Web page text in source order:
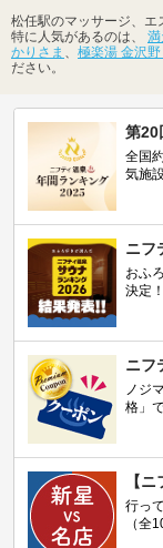
松任駅のマッサージ、エ
特に人気があるのは、
かりさま
極楽湯 金沢
ださい。
第20
全国
気施
ニフ
おふ
決定！
ニフ
ノジ
格」
【
行っ
（全